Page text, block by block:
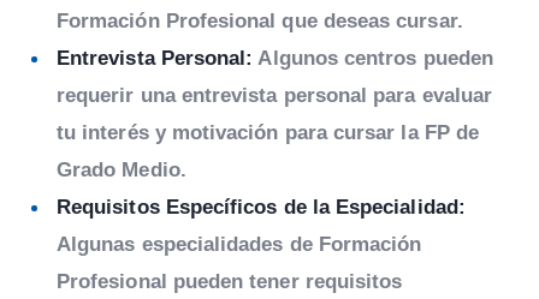
Formación Profesional que deseas cursar.
Entrevista Personal: Algunos centros pueden
requerir una entrevista personal para evaluar
tu interés y motivación para cursar la FP de
Grado Medio.
Requisitos Específicos de la Especialidad:
Algunas especialidades de Formación
Profesional pueden tener requisitos